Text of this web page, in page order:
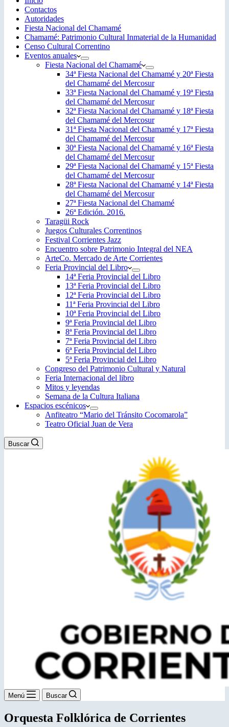
Contactos
Autoridades
Fiesta Nacional del Chamamé
Chamamé: Patrimonio Cultural Inmaterial de la Humanidad
Censo Cultural Correntino
Eventos anuales
Fiesta Nacional del Chamamé
34ª Fiesta Nacional del Chamamé y 20ª Fiesta
del Chamamé del Mercosur
33ª Fiesta Nacional del Chamamé y 19ª Fiesta
del Chamamé del Mercosur
32ª Fiesta Nacional del Chamamé y 18ª Fiesta
del Chamamé del Mercosur
31ª Fiesta Nacional del Chamamé y 17ª Fiesta
del Chamamé del Mercosur
30ª Fiesta Nacional del Chamamé y 16ª Fiesta
del Chamamé del Mercosur
29ª Fiesta Nacional del Chamamé y 15ª Fiesta
del Chamamé del Mercosur
28ª Fiesta Nacional del Chamamé y 14ª Fiesta
del Chamamé del Mercosur
27ª Fiesta Nacional del Chamamé
26ª Edición. 2016.
Taragüi Rock
Juegos Culturales Correntinos
Festival Corrientes Jazz
Encuentro sobre Patrimonio Integral del NEA
ArteCo. Mercado de Arte Corrientes
Feria Provincial del Libro
14ª Feria Provincial del Libro
13ª Feria Provincial del Libro
12ª Feria Provincial del Libro
11ª Feria Provincial del Libro
10ª Feria Provincial del Libro
9ª Feria Provincial del Libro
8ª Feria Provincial del Libro
7ª Feria Provincial del Libro
6ª Feria Provincial del Libro
5ª Feria Provincial del Libro
Congreso del Patrimonio Cultural y Natural
Feria Internacional del libro
Mitos y leyendas
Semana de la Cultura Italiana
Espacios escénicos
Anfiteatro “Mario del Tránsito Cocomarola”
Teatro Oficial Juan de Vera
Buscar
Menú Buscar
Orquesta Folklórica de Corrientes